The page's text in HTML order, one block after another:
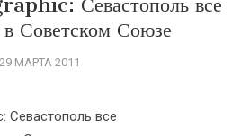
Советском Союзе
29 МАРТА 2011